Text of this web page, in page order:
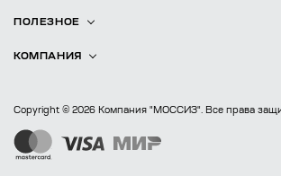
ПОЛЕЗНОЕ
КОМПАНИЯ
Copyright © 2026 Компания "МОССИЗ". Все права